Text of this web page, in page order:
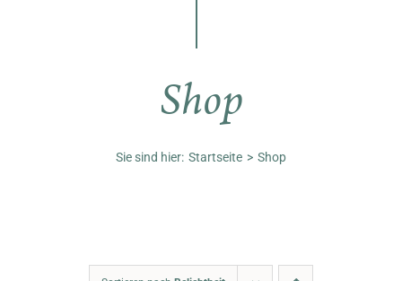
Unternehmen
Shop
Sie sind hier: Startseite Shop